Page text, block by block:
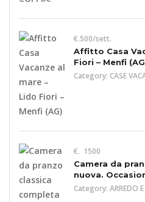
€.500/sett.
Affitto Casa
Fiori – Menfi
Category: CASE
€. 1500
Camera da
nuova.
Category: ARREDO